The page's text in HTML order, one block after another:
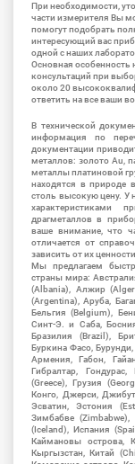
При необходимости,
части измерителя Вы
помогут подобрать
интересующий вас
одной с наших
Основная особенность
консультаций при
около 20
ответить на все ваши
В технической
информация по
документации
металлов: золото Au,
металлы платиновой
находятся в природе
столь высокую цену. У
характеристиками
драгметаллов в
ваше внимание, что
отличается от
зависить от их
Мы предлагаем
страны мира:
(Albania), Алжир
(Argentina), Аруба,
Бельгия (Belgium),
Синт-Э. и Саба,
Бразилия (Brazil),
Буркина Фасо, Бурунди,
Армения, Габон,
Гибралтар,
(Greece), Грузия
Конго, Джерси,
Эсватин, Эстония
Зимбабве
(Iceland), Испания
Каймановы острова,
Кыргызстан, Китай